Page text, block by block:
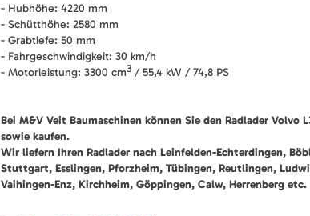
- Hubhöhe: 4220 mm
- Schütthöhe: 2580 mm
- Grabtiefe: 50 mm
- Fahrgeschwindigkeit: 30 km/h
- Motorleistung: 3300 cm3 / 55,4 kW / 74,8 PS
Bei M&V Veit Baumaschinen können Sie den Radlader Volvo
sowie kaufen.
Wir liefern Ihren Radlader nach Leinfelden-Echterdingen,
Stuttgart, Esslingen, Pforzheim, Tübingen, Reutlingen,
Vaihingen-Enz, Kirchheim, Göppingen, Calw, Herrenberg etc.